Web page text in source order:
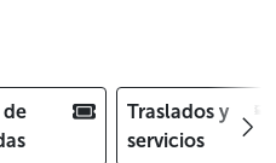
de
Traslados y
servicios